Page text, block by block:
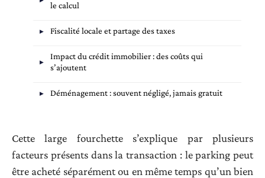
le calcul
Fiscalité locale et partage des taxes
Impact du crédit immobilier : des coûts qui
s’ajoutent
Déménagement : souvent négligé, jamais gratuit
Cette large fourchette s’explique par plusieurs
facteurs présents dans la transaction : le parking peut
être acheté séparément ou en même temps qu’un bien